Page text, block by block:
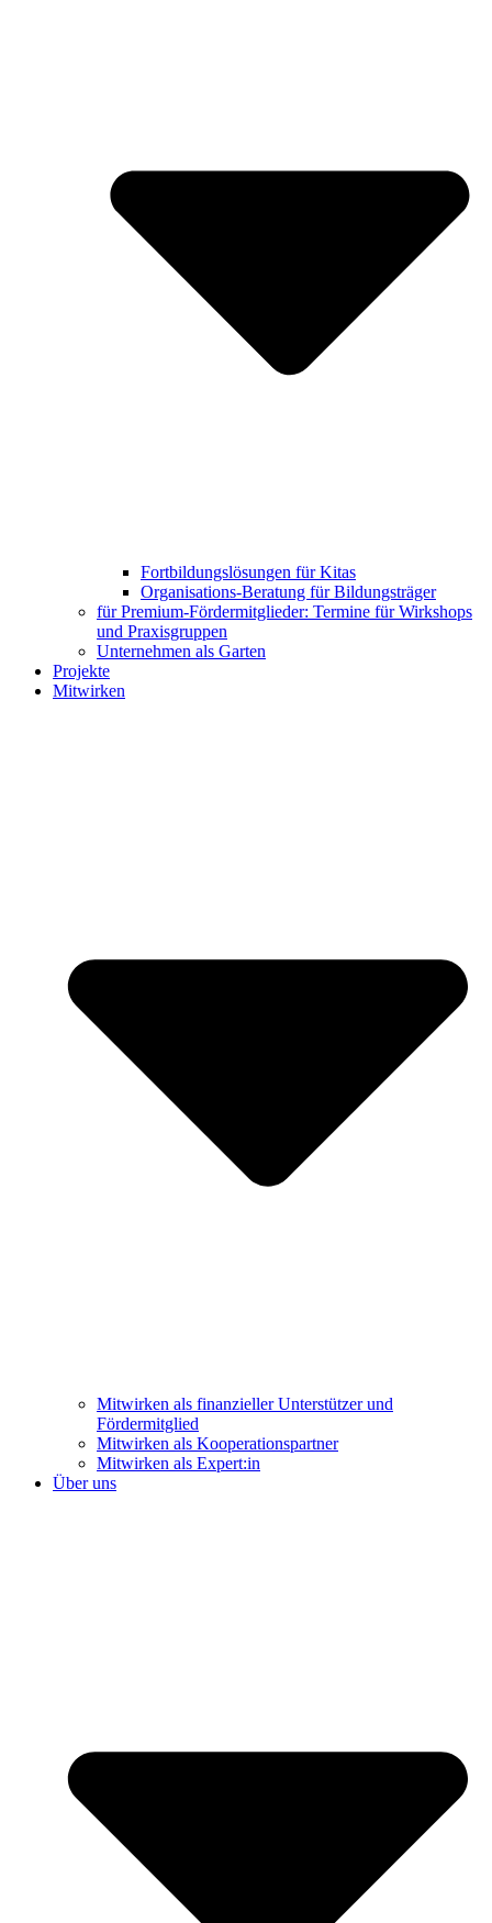
Fortbildungslösungen für Kitas
Organisations-Beratung für Bildungsträger
für Premium-Fördermitglieder: Termine für Wirkshops
und Praxisgruppen
Unternehmen als Garten
Projekte
Mitwirken
Mitwirken als finanzieller Unterstützer und
Fördermitglied
Mitwirken als Kooperationspartner
Mitwirken als Expert:in
Über uns